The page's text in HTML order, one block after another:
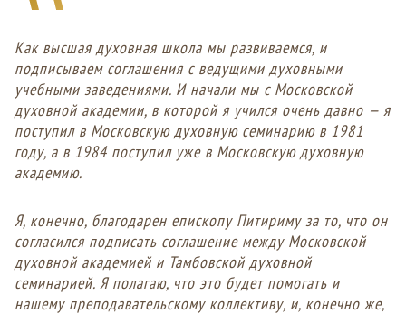
Как высшая духовная школа мы развиваемся, и
подписываем соглашения с ведущими духовными
учебными заведениями. И начали мы с Московской
духовной академии, в которой я учился очень давно — я
поступил в Московскую духовную семинарию в 1981
году, а в 1984 поступил уже в Московскую духовную
академию.
Я, конечно, благодарен епископу Питириму за то, что он
согласился подписать соглашение между Московской
духовной академией и Тамбовской духовной
семинарией. Я полагаю, что это будет помогать и
нашему преподавательскому коллективу, и, конечно же,